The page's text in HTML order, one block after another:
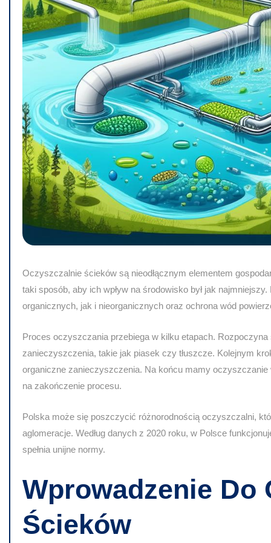
Oczyszczalnie ścieków są nieodłącznym elementem
taki sposób, aby ich wpływ na środowisko był jak
organicznych, jak i nieorganicznych oraz ochrona wód
Proces oczyszczania przebiega w kilku etapach.
zanieczyszczenia, takie jak piasek czy tłuszcze. Kolejnym
organiczne zanieczyszczenia. Na końcu mamy
na zakończenie procesu.
Polska może się poszczycić różnorodnością oczyszczalni,
aglomeracje. Według danych z 2020 roku, w Polsce
spełnia unijne normy.
Wprowadzenie Do
Ścieków